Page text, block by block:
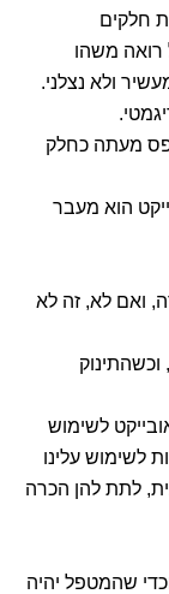
חלקים
רואה משהו
ולא נצלני.
מעתה כחלק
הוא מעבר
ואם לא, זה לא
לשימוש
לשימוש עלינו
לתת להן הכרה
שהמטפל יהיה